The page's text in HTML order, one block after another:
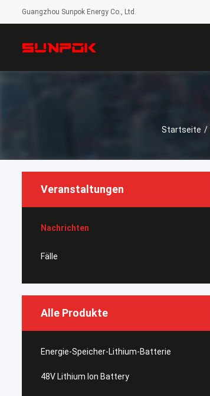
Guangzhou Sunpok Energy Co., Ltd.
Startseite /
Veranstaltungen
Nachrichten
Fälle
Alle Produkte
Energie-Speicher-Lithium-Batterie
48V Lithium Ion Battery